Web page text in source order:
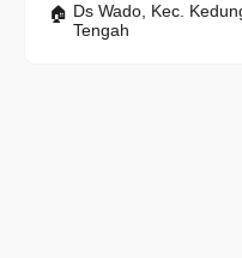
Ds Wado, Kec.
Tengah